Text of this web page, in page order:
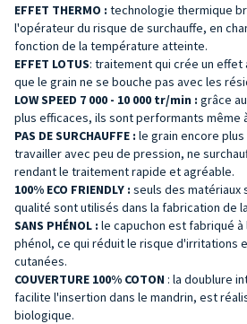
EFFET THERMO : technologie thermique
l'opérateur du risque de surchauffe, en
fonction de la température atteinte.
EFFET LOTUS: traitement qui crée un
que le grain ne se bouche pas avec les
LOW SPEED 7 000 - 10 000 tr/min : grâce
plus efficaces, ils sont performants même
PAS DE SURCHAUFFE : le grain encore
travailler avec peu de pression, ne
rendant le traitement rapide et agréable.
100% ECO FRIENDLY : seuls des matériaux
qualité sont utilisés dans la fabrication de
SANS PHÉNOL : le capuchon est fabriqué à
phénol, ce qui réduit le risque d'irritations
cutanées.
COUVERTURE 100% COTON : la doublure
facilite l'insertion dans le mandrin, est
biologique.